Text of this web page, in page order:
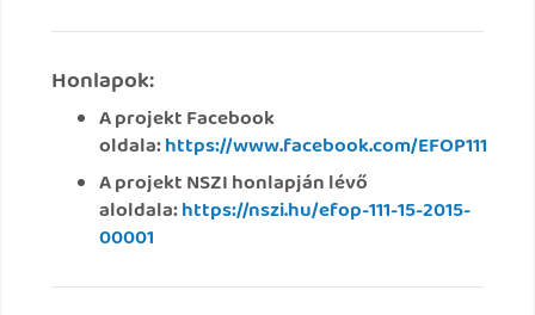
Honlapok:
A projekt Facebook
oldala:https://www.facebook.com/EFOP111
A projekt NSZI honlapján lévő
aloldala:https://nszi.hu/efop-111-15-2015-
00001